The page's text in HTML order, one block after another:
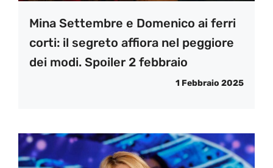
Mina Settembre e Domenico ai ferri
corti: il segreto affiora nel peggiore
dei modi. Spoiler 2 febbraio
1 Febbraio 2025